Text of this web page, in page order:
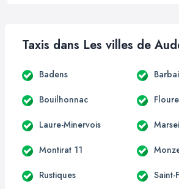
Taxis dans Les villes de
Badens
Bouilhonnac Floure
Laure-Minervois
Montirat 11
Rustiques Saint-